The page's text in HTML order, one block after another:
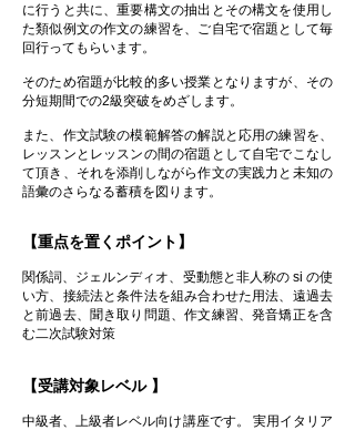
に行うと共に、重要構文の抽出とその構文を使用し
た類似例文の作文の練習を、ご自宅で宿題として毎
回行ってもらいます。
そのため宿題が比較的多い授業となりますが、その
分短期間での2級突破をめざします。
また、作文試験の模範解答の解説と応用の練習を、
レッスンとレッスンの間の宿題として自宅でこなし
て頂き、それを添削しながら作文の実践力と未知の
語彙のさらなる蓄積を図ります。
【重点を置くポイント】
関係詞、ジェルンディオ、受動態と非人称の si の使
い方、接続法と条件法を組み合わせた用法、遠過去
と前過去、聞き取り問題、作文練習、発音矯正を含
む二次試験対策
【受講対象レベル 】
中級者、上級者レベル向け講座です。 実用イタリア